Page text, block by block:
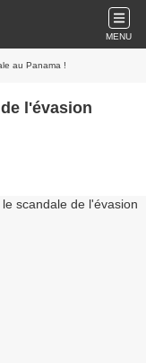
MENU
au Panama !
l'évasion